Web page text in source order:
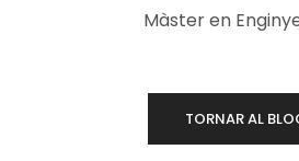
Màster en
TORNAR AL